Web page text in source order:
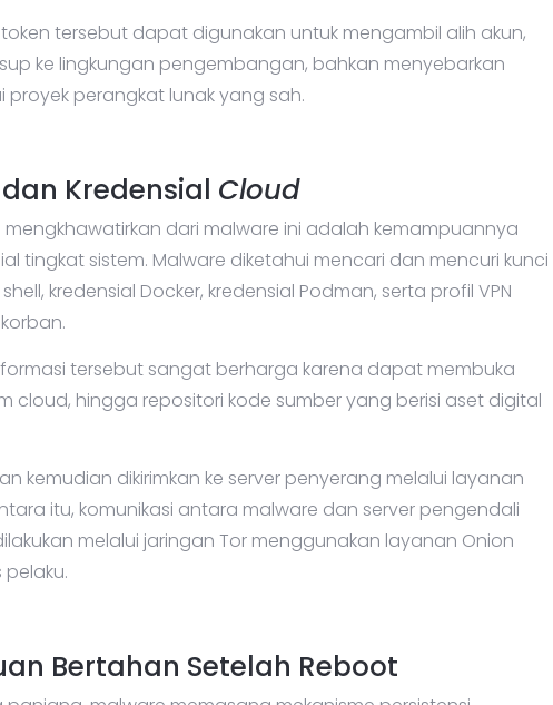
tersebut dapat digunakan untuk mengambil alih akun,
ke lingkungan pengembangan, bahkan menyebarkan
proyek perangkat lunak yang sah.
Kredensial Cloud
dari malware ini adalah kemampuannya
tingkat sistem. Malware diketahui mencari dan mencuri kunci
kredensial Docker, kredensial Podman, serta profil VPN
tersebut sangat berharga karena dapat membuka
cloud, hingga repositori kode sumber yang berisi aset digital
kemudian dikirimkan ke server penyerang melalui layanan
itu, komunikasi antara malware dan server pengendali
melalui jaringan Tor menggunakan layanan Onion
Bertahan Setelah Reboot